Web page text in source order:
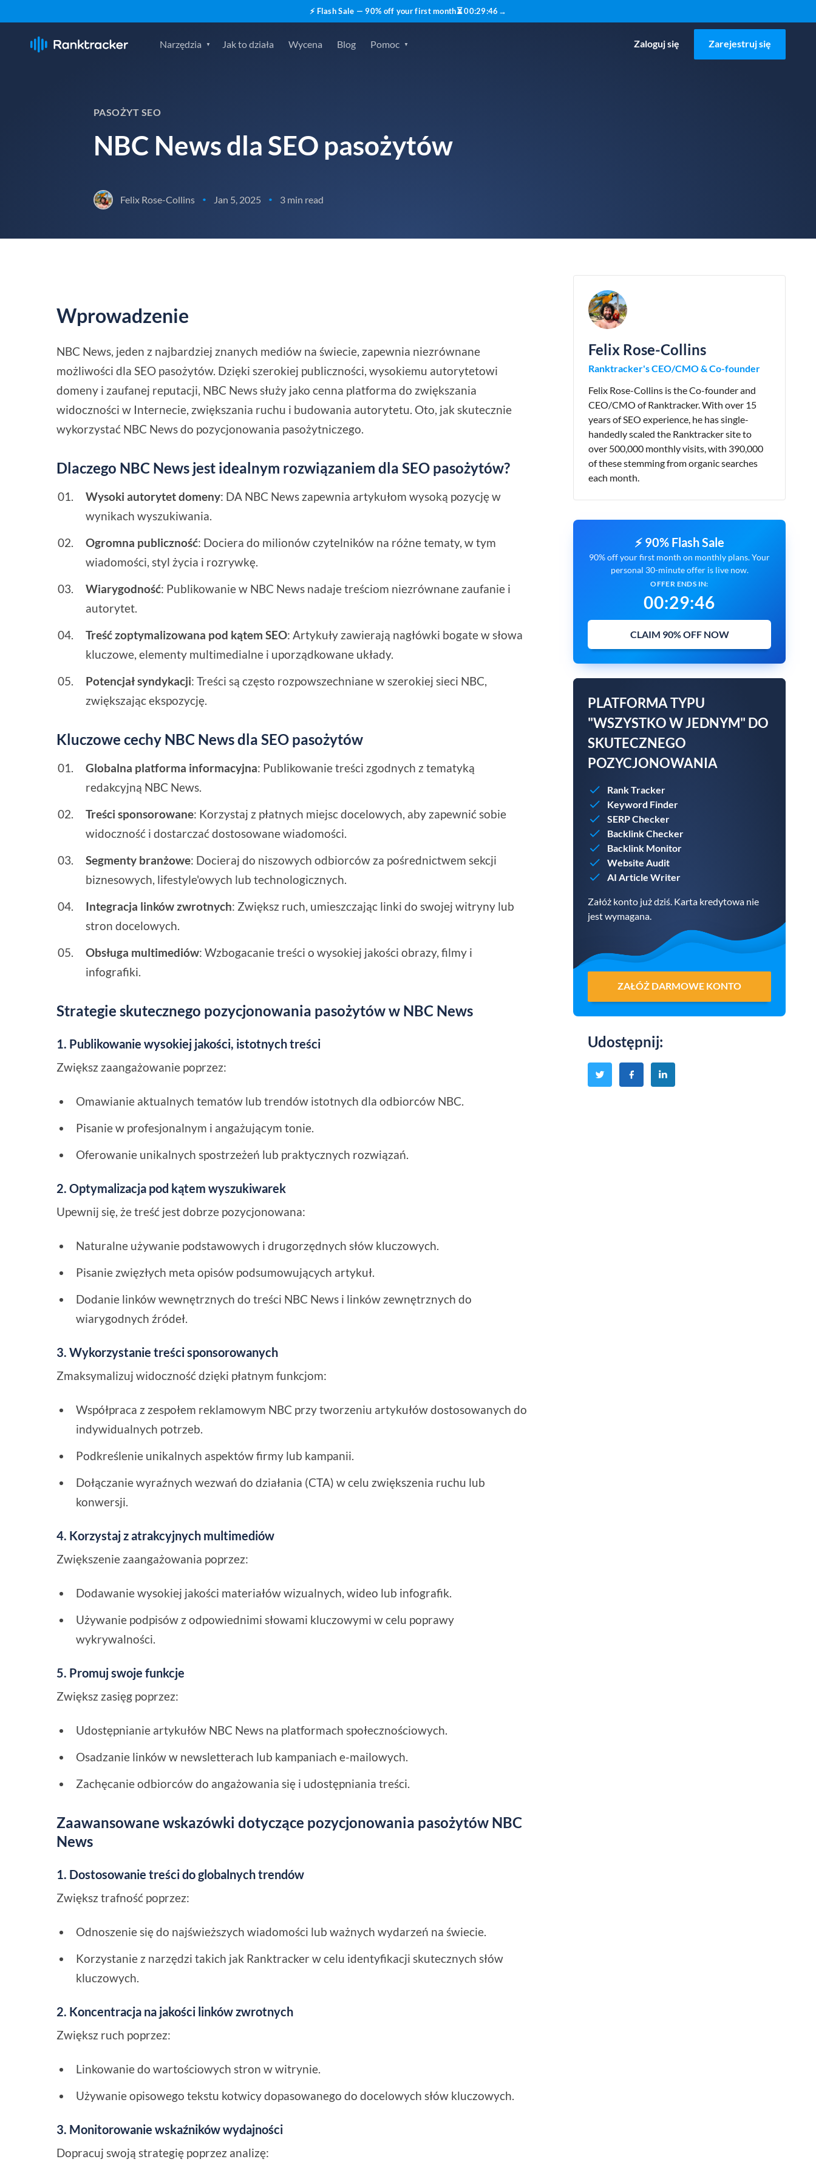
⚡ Flash Sale — 90% off your first month⏳00:29:45 →
Narzędzia Jak to działa Wycena Blog Pomoc Zaloguj się Zarejestruj się
PASOŻYT SEO
NBC News dla SEO pasożytów
Felix Rose-Collins • Jan 5, 2025 • 3 min read
Wprowadzenie
NBC News, jeden z najbardziej znanych mediów na świecie, zapewnia niezrównane
możliwości dla SEO pasożytów. Dzięki szerokiej publiczności, wysokiemu autorytetowi
domeny i zaufanej reputacji, NBC News służy jako cenna platforma do zwiększania
widoczności w Internecie, zwiększania ruchu i budowania autorytetu. Oto, jak skutecznie
wykorzystać NBC News do pozycjonowania pasożytniczego.
Dlaczego NBC News jest idealnym rozwiązaniem dla SEO pasożytów?
Wysoki autorytet domeny: DA NBC News zapewnia artykułom wysoką pozycję w
wynikach wyszukiwania.
Ogromna publiczność: Dociera do milionów czytelników na różne tematy, w tym
wiadomości, styl życia i rozrywkę.
Wiarygodność: Publikowanie w NBC News nadaje treściom niezrównane zaufanie i
autorytet.
Treść zoptymalizowana pod kątem SEO: Artykuły zawierają nagłówki bogate w słowa
kluczowe, elementy multimedialne i uporządkowane układy.
Potencjał syndykacji: Treści są często rozpowszechniane w szerokiej sieci NBC,
zwiększając ekspozycję.
Kluczowe cechy NBC News dla SEO pasożytów
Globalna platforma informacyjna: Publikowanie treści zgodnych z tematyką
redakcyjną NBC News.
Treści sponsorowane: Korzystaj z płatnych miejsc docelowych, aby zapewnić sobie
widoczność i dostarczać dostosowane wiadomości.
Segmenty branżowe: Docieraj do niszowych odbiorców za pośrednictwem sekcji
biznesowych, lifestyle'owych lub technologicznych.
Integracja linków zwrotnych: Zwiększ ruch, umieszczając linki do swojej witryny lub
stron docelowych.
Obsługa multimediów: Wzbogacanie treści o wysokiej jakości obrazy, filmy i
infografiki.
Strategie skutecznego pozycjonowania pasożytów w NBC News
1. Publikowanie wysokiej jakości, istotnych treści
Zwiększ zaangażowanie poprzez:
Omawianie aktualnych tematów lub trendów istotnych dla odbiorców NBC.
Pisanie w profesjonalnym i angażującym tonie.
Oferowanie unikalnych spostrzeżeń lub praktycznych rozwiązań.
2. Optymalizacja pod kątem wyszukiwarek
Upewnij się, że treść jest dobrze pozycjonowana:
Naturalne używanie podstawowych i drugorzędnych słów kluczowych.
Pisanie zwięzłych meta opisów podsumowujących artykuł.
Dodanie linków wewnętrznych do treści NBC News i linków zewnętrznych do
wiarygodnych źródeł.
3. Wykorzystanie treści sponsorowanych
Zmaksymalizuj widoczność dzięki płatnym funkcjom:
Współpraca z zespołem reklamowym NBC przy tworzeniu artykułów dostosowanych do
indywidualnych potrzeb.
Podkreślenie unikalnych aspektów firmy lub kampanii.
Dołączanie wyraźnych wezwań do działania (CTA) w celu zwiększenia ruchu lub
konwersji.
4. Korzystaj z atrakcyjnych multimediów
Zwiększenie zaangażowania poprzez:
Dodawanie wysokiej jakości materiałów wizualnych, wideo lub infografik.
Używanie podpisów z odpowiednimi słowami kluczowymi w celu poprawy
wykrywalności.
5. Promuj swoje funkcje
Zwiększ zasięg poprzez:
Udostępnianie artykułów NBC News na platformach społecznościowych.
Osadzanie linków w newsletterach lub kampaniach e-mailowych.
Zachęcanie odbiorców do angażowania się i udostępniania treści.
Zaawansowane wskazówki dotyczące pozycjonowania pasożytów NBC
News
1. Dostosowanie treści do globalnych trendów
Zwiększ trafność poprzez:
Odnoszenie się do najświeższych wiadomości lub ważnych wydarzeń na świecie.
Korzystanie z narzędzi takich jak Ranktracker w celu identyfikacji skutecznych słów
kluczowych.
2. Koncentracja na jakości linków zwrotnych
Zwiększ ruch poprzez:
Linkowanie do wartościowych stron w witrynie.
Używanie opisowego tekstu kotwicy dopasowanego do docelowych słów kluczowych.
3. Monitorowanie wskaźników wydajności
Dopracuj swoją strategię poprzez analizę:
Felix Rose-Collins
Ranktracker's CEO/CMO & Co-founder
Felix Rose-Collins is the Co-founder and
CEO/CMO of Ranktracker. With over 15
years of SEO experience, he has single-
handedly scaled the Ranktracker site to
over 500,000 monthly visits, with 390,000
of these stemming from organic searches
each month.
⚡ 90% Flash Sale
90% off your first month on monthly plans. Your
personal 30-minute offer is live now.
OFFER ENDS IN:
00:29:45
CLAIM 90% OFF NOW
PLATFORMA TYPU
"WSZYSTKO W JEDNYM" DO
SKUTECZNEGO
POZYCJONOWANIA
Rank Tracker
Keyword Finder
SERP Checker
Backlink Checker
Backlink Monitor
Website Audit
AI Article Writer
Załóż konto już dziś. Karta kredytowa nie
jest wymagana.
ZAŁÓŻ DARMOWE KONTO
Udostępnij: